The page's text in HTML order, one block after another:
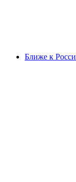
Ближе к